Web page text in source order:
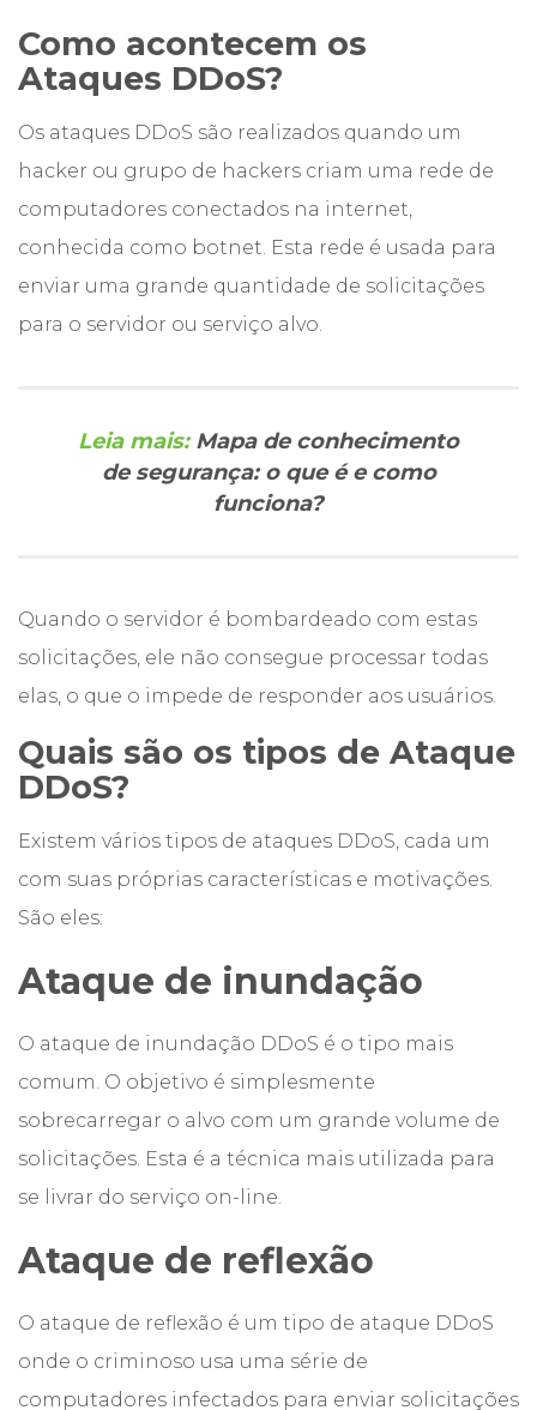
Como acontecem os
Ataques DDoS?
Os ataques DDoS são realizados quando um
hacker ou grupo de hackers criam uma rede de
computadores conectados na internet,
conhecida como botnet. Esta rede é usada para
enviar uma grande quantidade de solicitações
para o servidor ou serviço alvo.
Leia mais:Mapa de conhecimento
de segurança: o que é e como
funciona?
Quando o servidor é bombardeado com estas
solicitações, ele não consegue processar todas
elas, o que o impede de responder aos usuários.
Quais são os tipos de Ataque
DDoS?
Existem vários tipos de ataques DDoS, cada um
com suas próprias características e motivações.
São eles:
Ataque de inundação
O ataque de inundação DDoS é o tipo mais
comum. O objetivo é simplesmente
sobrecarregar o alvo com um grande volume de
solicitações. Esta é a técnica mais utilizada para
se livrar do serviço on-line.
Ataque de reflexão
O ataque de reflexão é um tipo de ataque DDoS
onde o criminoso usa uma série de
computadores infectados para enviar solicitações